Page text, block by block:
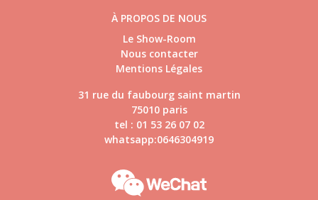
À PROPOS DE NOUS
Le Show-Room
Nous contacter
Mentions Légales
31 rue du faubourg saint martin
75010 paris
tel : 01 53 26 07 02
whatsapp:0646304919